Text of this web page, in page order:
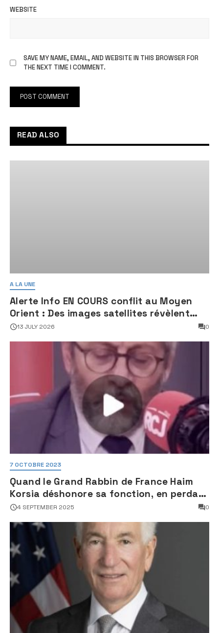
WEBSITE
SAVE MY NAME, EMAIL, AND WEBSITE IN THIS BROWSER FOR
THE NEXT TIME I COMMENT.
READ ALSO
A LA UNE
Alerte Info EN COURS conflit au Moyen
Orient : Des images satellites révèlent
une activité jugée « inquiétante » sur
13 JULY 2026 0
7 OCTOBRE 2023
Quand le Grand Rabbin de France Haim
Korsia déshonore sa fonction, en perdant
son sang froid
4 SEPTEMBER 2025 0